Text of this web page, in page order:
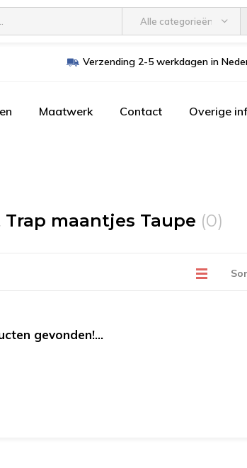
Alle categorieën
Verzending 2-5 werkdagen in
Maatwerk Contact Overige
maantjes Taupe (0)
gevonden!...